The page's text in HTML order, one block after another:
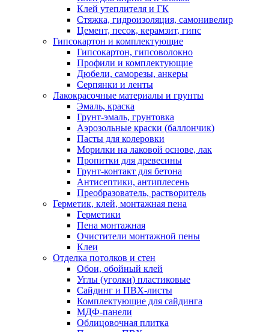
Клей утеплителя и ГК
Стяжка, гидроизоляция, самонивелир
Цемент, песок, керамзит, гипс
Гипсокартон и комплектующие
Гипсокартон, гипсоволокно
Профили и комплектующие
Дюбели, саморезы, анкеры
Серпянки и ленты
Лакокрасочные материалы и грунты
Эмаль, краска
Грунт-эмаль, грунтовка
Аэрозольные краски (баллончик)
Пасты для колеровки
Морилки на лаковой основе, лак
Пропитки для древесины
Грунт-контакт для бетона
Антисептики, антиплесень
Преобразователь, растворитель
Герметик, клей, монтажная пена
Герметики
Пена монтажная
Очистители монтажной пены
Клеи
Отделка потолков и стен
Обои, обойный клей
Углы (уголки) пластиковые
Сайдинг и ПВХ-листы
Комплектующие для сайдинга
МДФ-панели
Облицовочная плитка